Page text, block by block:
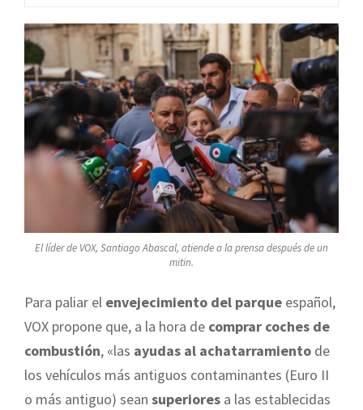
El líder de VOX, Santiago Abascal, atiende a la prensa después de un
mitin.
Para paliar el envejecimiento del parque español,
VOX propone que, a la hora de comprar coches de
combustión, «las ayudas al achatarramiento de
los vehículos más antiguos contaminantes (Euro II
o más antiguo) sean superiores a las establecidas